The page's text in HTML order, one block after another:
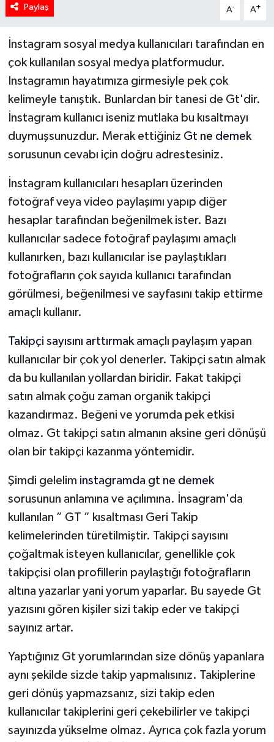
Paylaş A- A+
İnstagram sosyal medya kullanıcıları tarafından en
çok kullanılan sosyal medya platformudur.
Instagramın hayatımıza girmesiyle pek çok
kelimeyle tanıştık. Bunlardan bir tanesi de Gt'dir.
İnstagram kullanıcı iseniz mutlaka bu kısaltmayı
duymuşsunuzdur. Merak ettiğiniz Gt ne demek
sorusunun cevabı için doğru adrestesiniz.
İnstagram kullanıcıları hesapları üzerinden
fotoğraf veya video paylaşımı yapıp diğer
hesaplar tarafından beğenilmek ister. Bazı
kullanıcılar sadece fotoğraf paylaşımı amaçlı
kullanırken, bazı kullanıcılar ise paylaştıkları
fotoğrafların çok sayıda kullanıcı tarafından
görülmesi, beğenilmesi ve sayfasını takip ettirme
amaçlı kullanır.
Takipçi sayısını arttırmakamaçlı paylaşım yapan
kullanıcılar bir çok yol denerler. Takipçi satın almak
da bu kullanılan yollardan biridir. Fakat takipçi
satın almak çoğu zaman organik takipçi
kazandırmaz. Beğeni ve yorumda pek etkisi
olmaz. Gt takipçi satın almanın aksine geri dönüşü
olan bir takipçi kazanma yöntemidir.
Şimdi gelelim instagramda gt ne demek
sorusunun anlamına ve açılımına. İnsagram'da
kullanılan ” GT ” kısaltması Geri Takip
kelimelerinden türetilmiştir. Takipçi sayısını
çoğaltmak isteyen kullanıcılar, genellikle çok
takipçisi olan profillerin paylaştığı fotoğrafların
altına yazarlar yani yorum yaparlar. Bu sayede Gt
yazısını gören kişiler sizi takip eder ve takipçi
sayınız artar.
Yaptığınız Gt yorumlarından size dönüş yapanlara
aynı şekilde sizde takip yapmalısınız. Takiplerine
geri dönüş yapmazsanız, sizi takip eden
kullanıcılar takiplerini geri çekebilirler ve takipçi
sayınızda yükselme olmaz. Ayrıca çok fazla yorum